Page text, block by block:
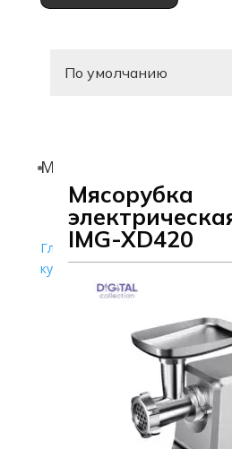
Мясорубки
Главная страница»Каталог
кухни
Мясорубка
IMG-XD420